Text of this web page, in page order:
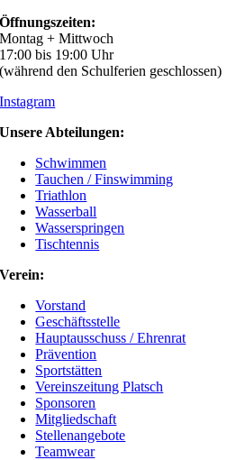
Öffnungszeiten:
Montag + Mittwoch
17:00 bis 19:00 Uhr
(während den Schulferien geschlossen)
Instagram
Unsere Abteilungen:
Schwimmen
Tauchen / Finswimming
Triathlon
Wasserball
Wasserspringen
Tischtennis
Verein:
Vorstand
Geschäftsstelle
Hauptausschuss / Ehrenrat
Prävention
Sportstätten
Vereinszeitung Platsch
Sponsoren
Mitgliedschaft
Stellenangebote
Teamwear